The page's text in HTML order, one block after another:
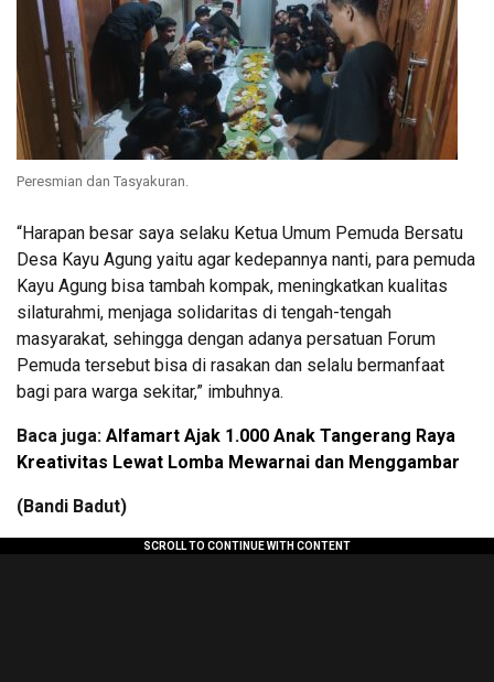
Peresmian dan Tasyakuran.
“Harapan besar saya selaku Ketua Umum Pemuda Bersatu
Desa Kayu Agung yaitu agar kedepannya nanti, para pemuda
Kayu Agung bisa tambah kompak, meningkatkan kualitas
silaturahmi, menjaga solidaritas di tengah-tengah
masyarakat, sehingga dengan adanya persatuan Forum
Pemuda tersebut bisa di rasakan dan selalu bermanfaat
bagi para warga sekitar,” imbuhnya.
Baca juga: Alfamart Ajak 1.000 Anak Tangerang Raya
Kreativitas Lewat Lomba Mewarnai dan Menggambar
(Bandi Badut)